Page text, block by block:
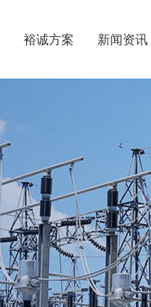
裕诚方案 新闻资讯